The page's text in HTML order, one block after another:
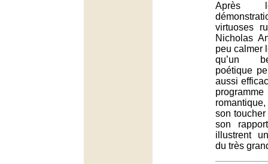
Après
virtuoses
Nicholas
peu calmer
qu’un
poétique
aussi
son
son
illustrent
du très